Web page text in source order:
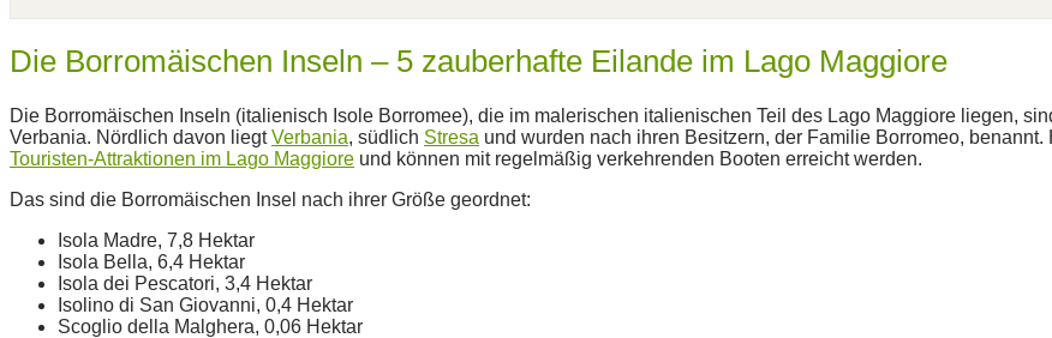
Die Borromäischen Inseln – 5 zauberhafte Eilande im Lago Maggiore
Die Borromäischen Inseln (italienisch Isole Borromee), die im malerischen italienischen Teil des Lago Maggiore liegen,
Verbania. Nördlich davon liegtVerbania, südlich Stresa und wurden nach ihren Besitzern, der Familie Borromeo,
Touristen-Attraktionen im Lago Maggiore und können mit regelmäßig verkehrenden Booten erreicht werden.
Das sind die Borromäischen Insel nach ihrer Größe geordnet:
Isola Madre, 7,8 Hektar
Isola Bella, 6,4 Hektar
Isola dei Pescatori, 3,4 Hektar
Isolino di San Giovanni, 0,4 Hektar
Scoglio della Malghera, 0,06 Hektar